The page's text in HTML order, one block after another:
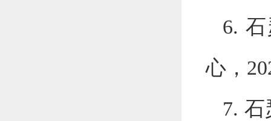
6.
心，
7. 石